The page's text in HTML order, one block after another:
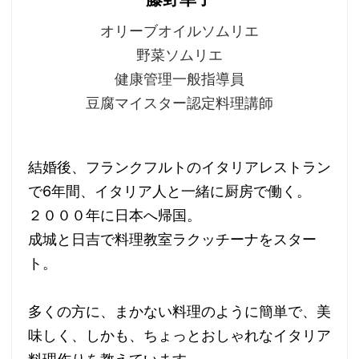
オリーブオイルソムリエ
野菜ソムリエ
健康管理一般指導員
豆腐マイスター認定料理講師
結婚後、フランクフルトのイタリアレストラン
で6年間、イタリア人と一緒に厨房で働く。
２０００年に日本へ帰国。
成城と日吉で料理教室ラクッチーナをスター
ト。
多くの方に、まかない料理のように簡単で、美
味しく、しかも、ちょっとおしゃれなイタリア